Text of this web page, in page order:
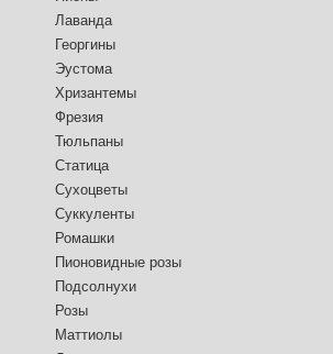
Лаванда
Георгины
Эустома
Хризантемы
Фрезия
Тюльпаны
Статица
Сухоцветы
Суккуленты
Ромашки
Пионовидные розы
Подсолнухи
Розы
Маттиолы